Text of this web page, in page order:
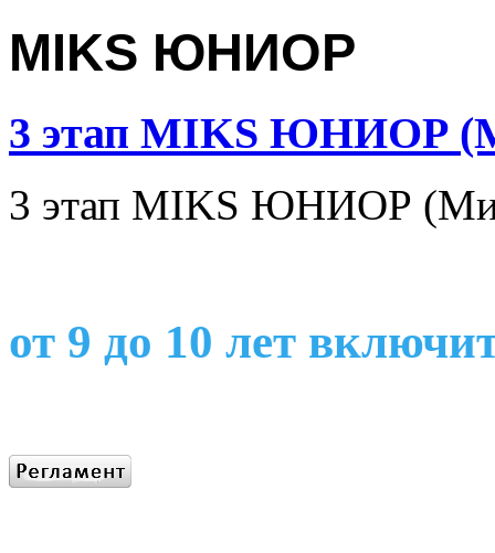
MIKS ЮНИОР
3 этап MIKS ЮНИОР
3 этап MIKS ЮНИОР
от 9 до 10 лет